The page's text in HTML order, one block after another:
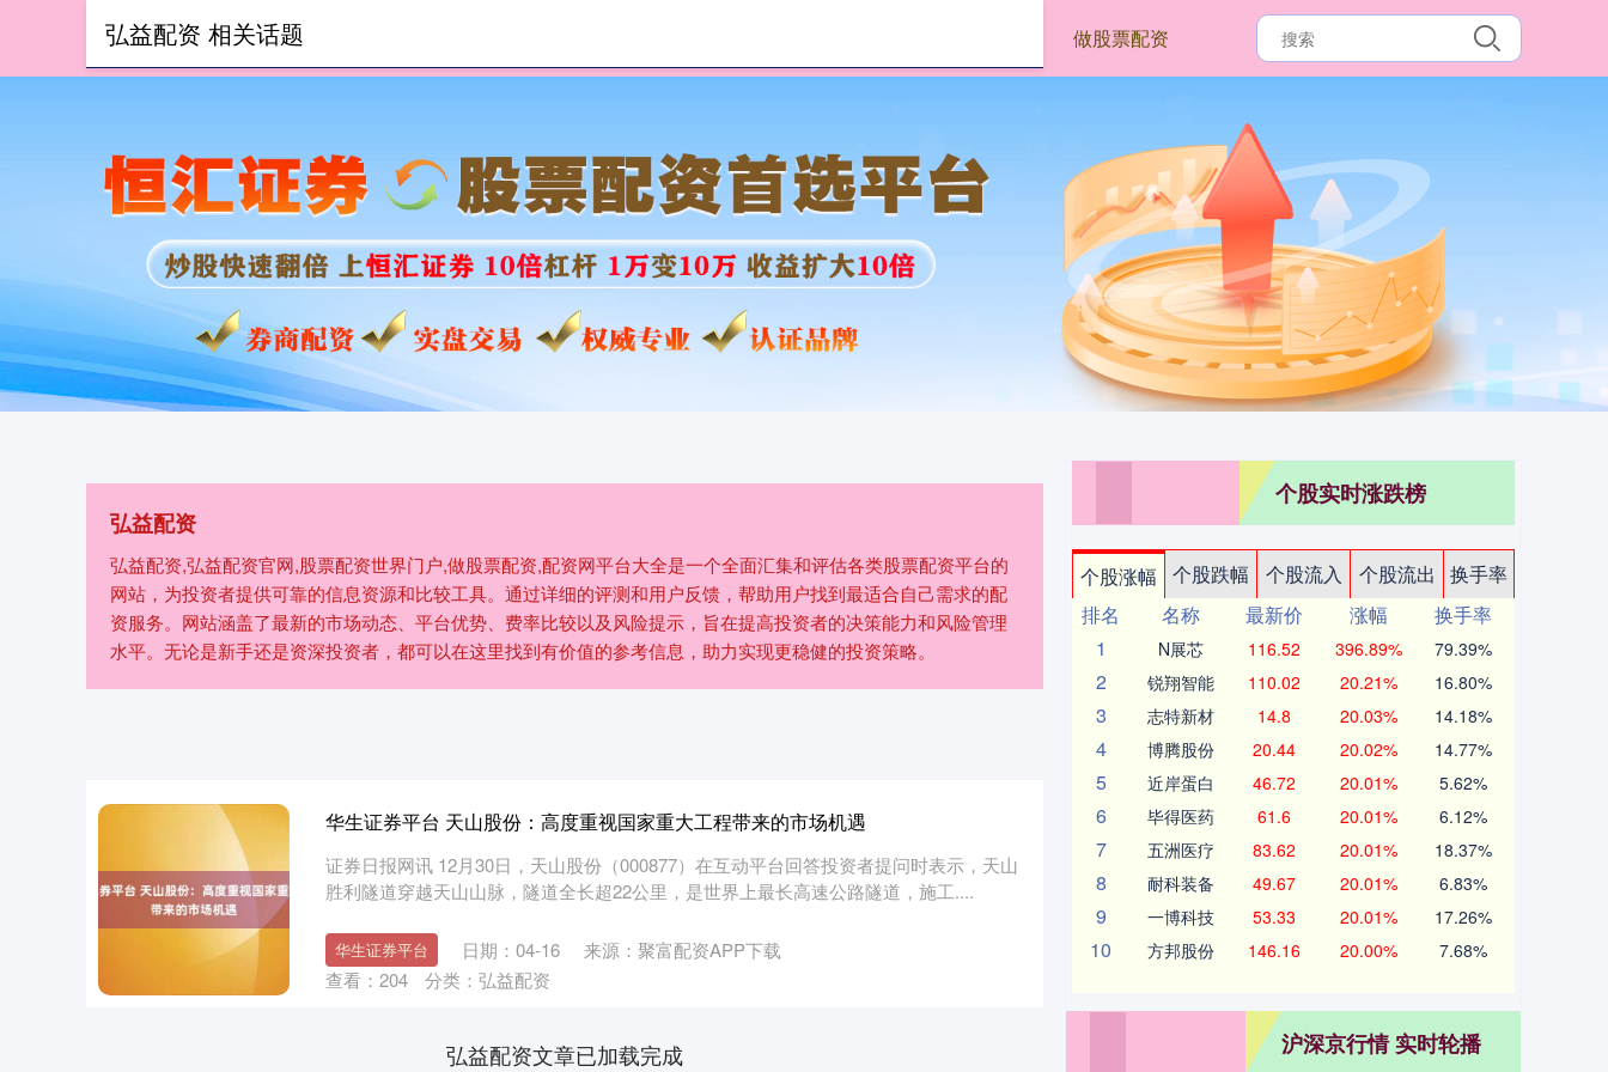
做股票配资
弘益配资
弘益配资,弘益配资官网,股票配资世界门户,做股票配资,配资网平台大全是一个全面汇集和评估各类股票配资平台的
网站，为投资者提供可靠的信息资源和比较工具。通过详细的评测和用户反馈，帮助用户找到最适合自己需求的配
资服务。网站涵盖了最新的市场动态、平台优势、费率比较以及风险提示，旨在提高投资者的决策能力和风险管理
水平。无论是新手还是资深投资者，都可以在这里找到有价值的参考信息，助力实现更稳健的投资策略。
弘益配资 相关话题
华生证券平台 天山股份：高度重视国家重大工程带来的市场机遇
证券日报网讯 12月30日，天山股份（000877）在互动平台回答投资者提问时表示，天山
胜利隧道穿越天山山脉，隧道全长超22公里，是世界上最长高速公路隧道，施工....
华生证券平台 日期：04-16
来源：聚富配资APP下载
查看： 204 分类： 弘益配资
弘益配资文章已加载完成
个股实时涨跌榜
个股涨幅 个股跌幅 个股流入 个股流出
换手率
排名
名称 最新价 涨幅
换手率
1
N展芯 116.52 396.89% 79.39%
2 锐翔智能 110.02 20.21% 16.80%
3 志特新材 14.8 20.03% 14.18%
4 博腾股份 20.44 20.02% 14.77%
5 近岸蛋白 46.72 20.01% 5.62%
6 毕得医药 61.6 20.01% 6.12%
7 五洲医疗 83.62 20.01% 18.37%
8 耐科装备 49.67 20.01% 6.83%
9 一博科技 53.33 20.01% 17.26%
10 方邦股份 146.16 20.00% 7.68%
沪深京行情 实时轮播